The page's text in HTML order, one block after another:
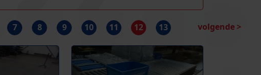
7 8 9 10 11 12 13 volgende >